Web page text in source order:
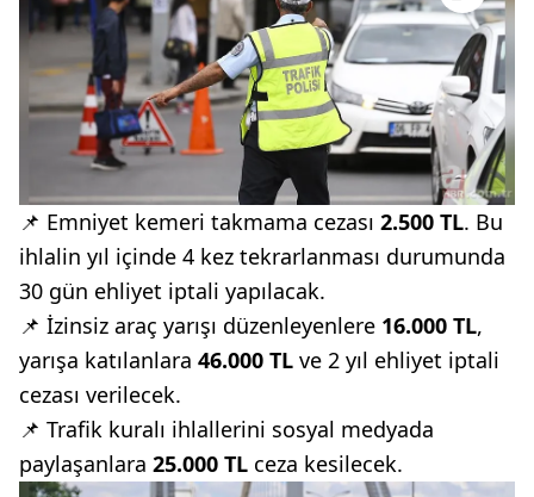
📌 Emniyet kemeri takmama cezası 2.500 TL. Bu
ihlalin yıl içinde 4 kez tekrarlanması durumunda
30 gün ehliyet iptali yapılacak.
📌 İzinsiz araç yarışı düzenleyenlere 16.000 TL,
yarışa katılanlara 46.000 TL ve 2 yıl ehliyet iptali
cezası verilecek.
📌 Trafik kuralı ihlallerini sosyal medyada
paylaşanlara 25.000 TL ceza kesilecek.